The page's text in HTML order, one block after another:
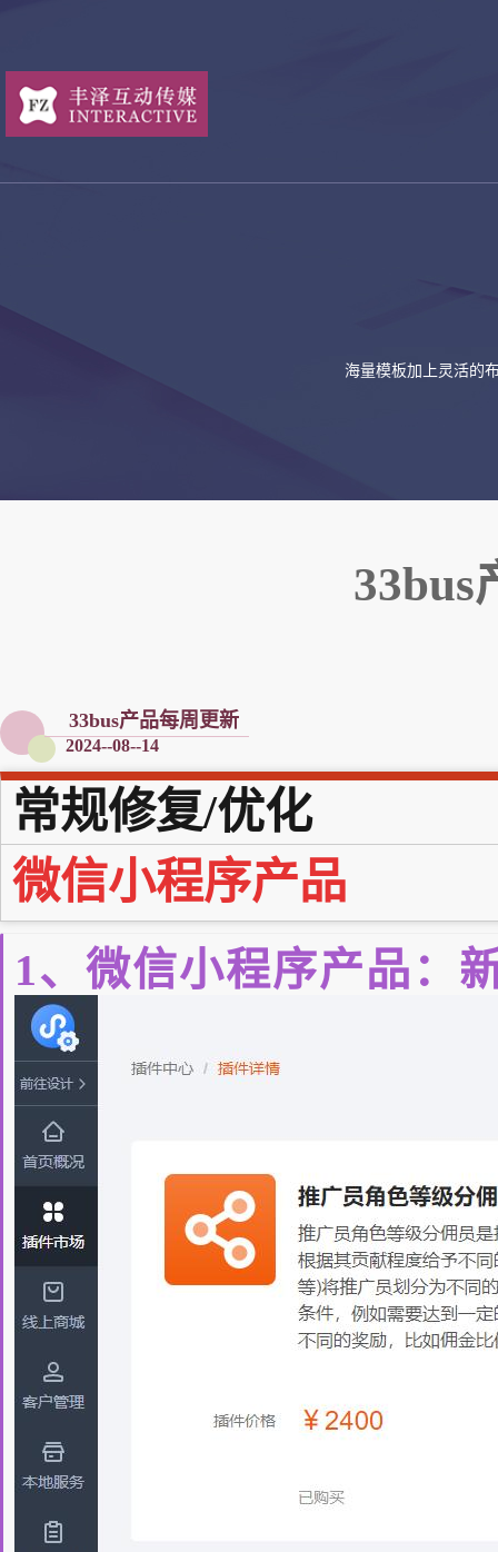
海量模板加上灵活的
33bus
33bus产品每周更新
2024--08--14
常规修复/优化
微信小程序产品
1、微信小程序产品：